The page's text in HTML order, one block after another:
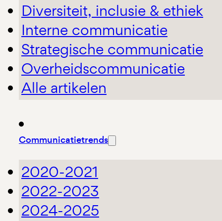
Diversiteit, inclusie & ethiek
Interne communicatie
Strategische communicatie
Overheidscommunicatie
Alle artikelen
Communicatietrends
2020-2021
2022-2023
2024-2025